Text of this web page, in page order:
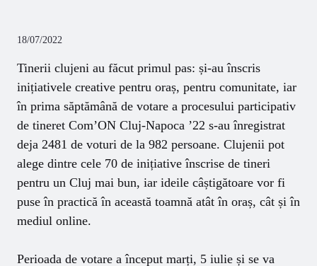
18/07/2022
Tinerii clujeni au făcut primul pas: și-au înscris
inițiativele creative pentru oraș, pentru comunitate, iar
în prima săptămână de votare a procesului participativ
de tineret Com’ON Cluj-Napoca ’22 s-au înregistrat
deja 2481 de voturi de la 982 persoane. Clujenii pot
alege dintre cele 70 de inițiative înscrise de tineri
pentru un Cluj mai bun, iar ideile câștigătoare vor fi
puse în practică în această toamnă atât în oraș, cât și în
mediul online.
Perioada de votare a început marți, 5 iulie și se va